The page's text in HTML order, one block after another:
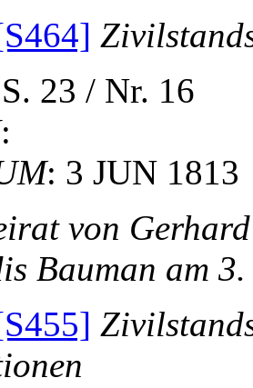
23 / Nr. 16
:
: 3 JUN 1813
von
Bauman am